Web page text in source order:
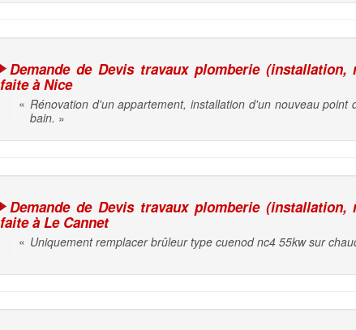
Demande de Devis travaux plomberie
faite à Nice
« Rénovation d'un appartement, installation d'un nouveau
bain. »
Demande de Devis travaux plomberie
faite à Le Cannet
« Uniquement remplacer brûleur type cuenod nc4 55kw sur